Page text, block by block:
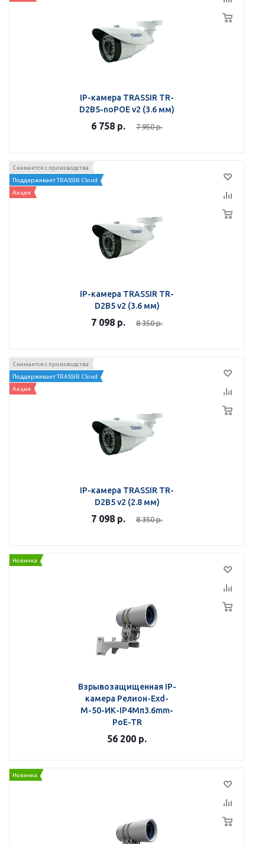
IP-камера TRASSIR TR-
D2B5-noPOE v2 (3.6 мм)
6 758 р. 7 950р.
Снимается с производства
Поддерживает TRASSIR Cloud
Акция
IP-камера TRASSIR TR-
D2B5 v2 (3.6 мм)
7 098 р. 8 350р.
Снимается с производства
Поддерживает TRASSIR Cloud
Акция
IP-камера TRASSIR TR-
D2B5 v2 (2.8 мм)
7 098 р. 8 350р.
Новинка
Взрывозащищенная IP-
камера Релион-Exd-
М-50-ИК-IP4Мп3.6mm-
PoE-TR
56 200 р.
Новинка